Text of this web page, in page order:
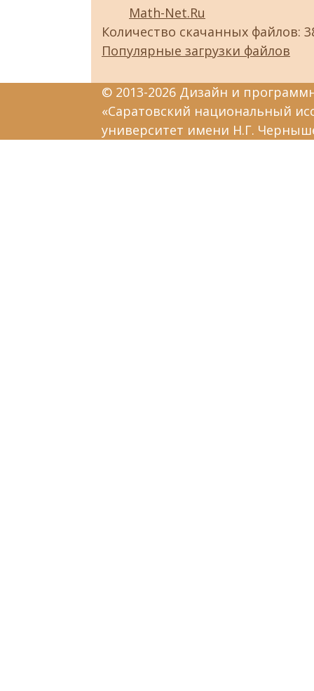
Math-Net.Ru
Количество скачанных файлов:
Популярные загрузки файлов
© 2013-2026 Дизайн и
«Саратовский национальный
университет имени Н.Г.